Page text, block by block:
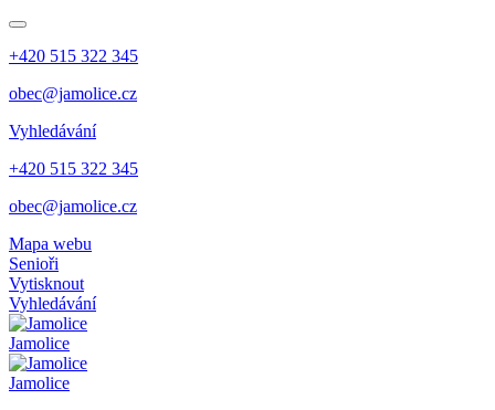
+420 515 322 345
obec@jamolice.cz
Vyhledávání
+420 515 322 345
obec@jamolice.cz
Mapa webu
Senioři
Vytisknout
Vyhledávání
Jamolice
Jamolice